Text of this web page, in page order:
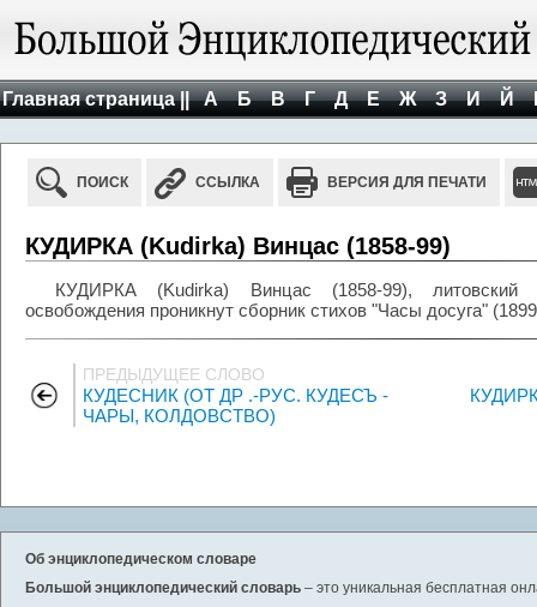
Главная страница || А Б В Г Д Е Ж З И Й
ПОИСК ССЫЛКА ВЕРСИЯ ДЛЯ ПЕЧАТИ
КУДИРКА (Kudirka) Винцас (1858-99)
КУДИРКА (Kudirka) Винцас (1858-99), литовский
освобождения проникнут сборник стихов "Часы досуга"
ПРЕДЫДУЩЕЕ СЛОВО
КУДЕСНИК (ОТ ДР .-РУС. КУДЕСЪ -
ЧАРЫ, КОЛДОВСТВО)
Об энциклопедическом словаре
Большой энциклопедический словарь – это уникальная бесплатная